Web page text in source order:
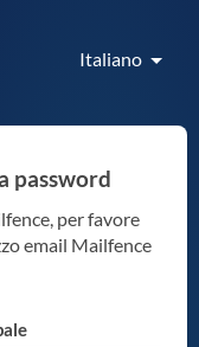
Italiano
password
per favore
email Mailfence